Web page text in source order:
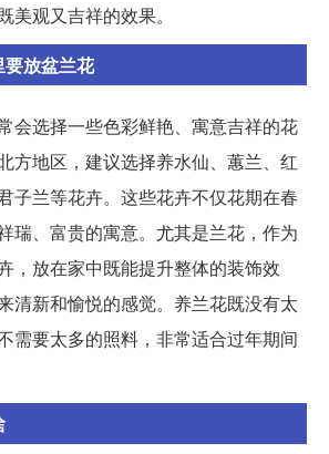
美观又吉祥的效果。
放盆兰花
会选择一些色彩鲜艳、寓意吉祥的花
方地区，建议选择养水仙、蕙兰、红
子兰等花卉。这些花卉不仅花期在春
瑞、富贵的寓意。尤其是兰花，作为
，放在家中既能提升整体的装饰效
清新和愉悦的感觉。养兰花既没有太
需要太多的照料，非常适合过年期间